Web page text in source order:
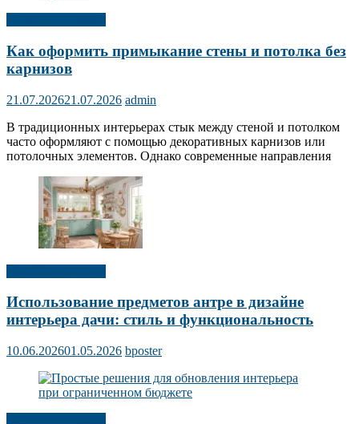
Как оформить примыкание стены и потолка без
карнизов
21.07.202621.07.2026 admin
В традиционных интерьерах стык между стеной и потолком
часто оформляют с помощью декоративных карнизов или
потолочных элементов. Однако современные направления
Использование предметов антре в дизайне
интерьера дачи: стиль и функциональность
10.06.202601.05.2026 bposter